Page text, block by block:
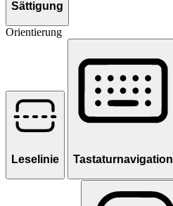
Sättigung
Orientierung
Leselinie Tastaturnavigation